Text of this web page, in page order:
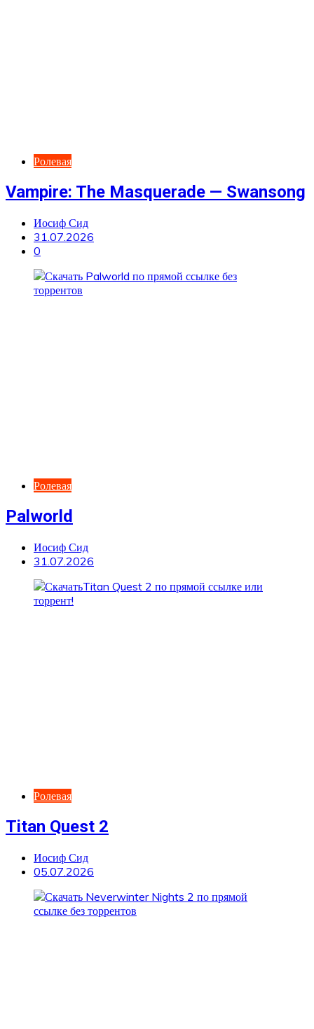
Ролевая
Vampire: The Masquerade — Swansong
Иосиф Сид
31.07.2026
0
Ролевая
Palworld
Иосиф Сид
31.07.2026
Ролевая
Titan Quest 2
Иосиф Сид
05.07.2026